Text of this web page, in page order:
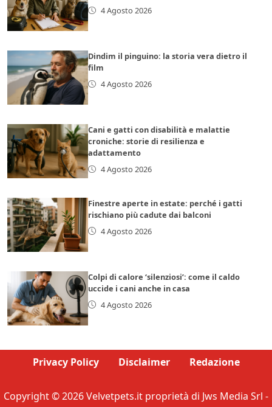
4 Agosto 2026
Dindim il pinguino: la storia vera dietro il
film
4 Agosto 2026
Cani e gatti con disabilità e malattie
croniche: storie di resilienza e
adattamento
4 Agosto 2026
Finestre aperte in estate: perché i gatti
rischiano più cadute dai balconi
4 Agosto 2026
Colpi di calore ‘silenziosi’: come il caldo
uccide i cani anche in casa
4 Agosto 2026
Privacy Policy Disclaimer Redazione
Copyright © 2026 Velvetpets.it proprietà di Jws Media Srl -